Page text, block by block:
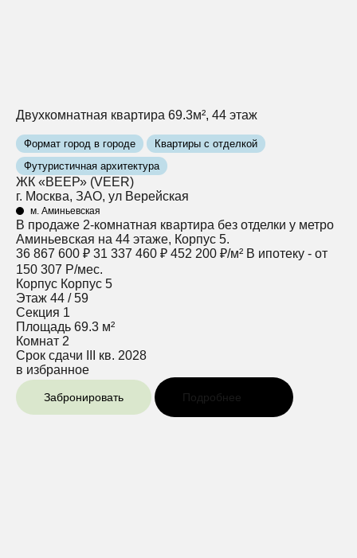
Двухкомнатная квартира 69.3м², 44 этаж
Формат город в городе
Квартиры с отделкой
Футуристичная архитектура
ЖК «ВЕЕР» (VEER)
г. Москва, ЗАО, ул Верейская
м. Аминьевская
В продаже 2-комнатная квартира без отделки у метро
Аминьевская на 44 этаже, Корпус 5.
36 867 600 ₽ 31 337 460 ₽ 452 200 ₽/м² В ипотеку - от
150 307 Р/мес.
Корпус Корпус 5
Этаж 44 / 59
Секция 1
Площадь 69.3 м²
Комнат 2
Срок сдачи
III кв. 2028
в избранное
Забронировать Подробнее